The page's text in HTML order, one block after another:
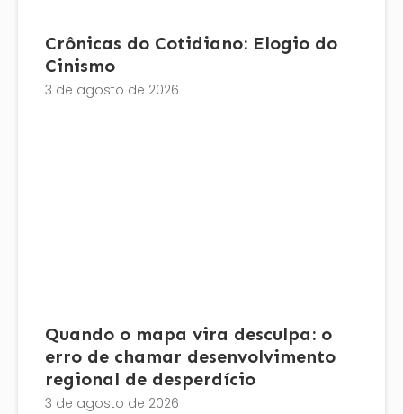
Crônicas do Cotidiano: Elogio do
Cinismo
3 de agosto de 2026
Quando o mapa vira desculpa: o
erro de chamar desenvolvimento
regional de desperdício
3 de agosto de 2026